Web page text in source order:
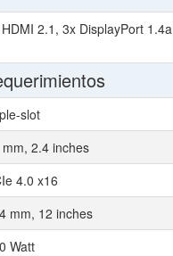
2.1, 3x DisplayPort 1.4a
slot
2.4 inches
4.0 x16
mm, 12 inches
Watt